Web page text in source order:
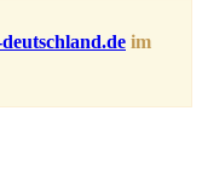
im